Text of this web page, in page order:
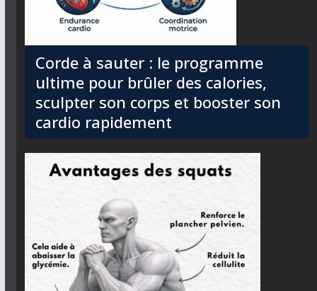
Corde à sauter : le programme
ultime pour brûler des calories,
sculpter son corps et booster son
cardio rapidement